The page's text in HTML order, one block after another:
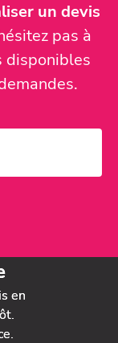
un devis
pas à
disponibles
en